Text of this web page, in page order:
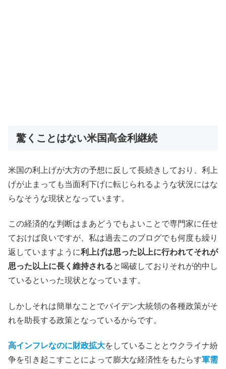
驚くことはない米国高金利継続
米国の利上げが大方の予想に反して長続きしており、利上
げが止まっても当面利下げに転じられるような状況にはな
らなそうな現状となっています。
この経済的な判断はまあどうでもよいことで専門家に任せ
ておけば良いですが、私は過去このブログでも何度も繰り
返していますように利上げは思った以上に行われてそれが
思った以上に長く維持されると喝破しておりそれが的中し
ているといった現状となっています。
しかしそれは簡単なことでバイデン大統領の各種政策がそ
れを助長する政策となっているからです。
高インフレなのに財政拡大をしていることとウクライナ紛
争を引き起こすことによって膨大な経済性をもたらす軍需